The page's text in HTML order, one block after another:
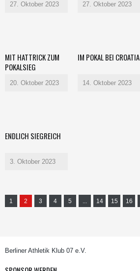
27. Oktober 2023 27. Oktober 2023
MIT HATTRICK ZUM
POKALSIEG
20. Oktober 2023
IM POKAL BEI CROATIA
14. Oktober 2023
ENDLICH SIEGREICH
3. Oktober 2023
1 2 3 4 5 ... 14 15 16
Berliner Athletik Klub 07 e.V.